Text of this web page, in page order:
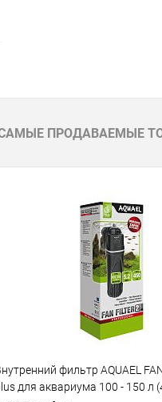
ПРОДАВАЕМЫЕ
фильтр AQUAEL
для аквариума 100 - 150 л